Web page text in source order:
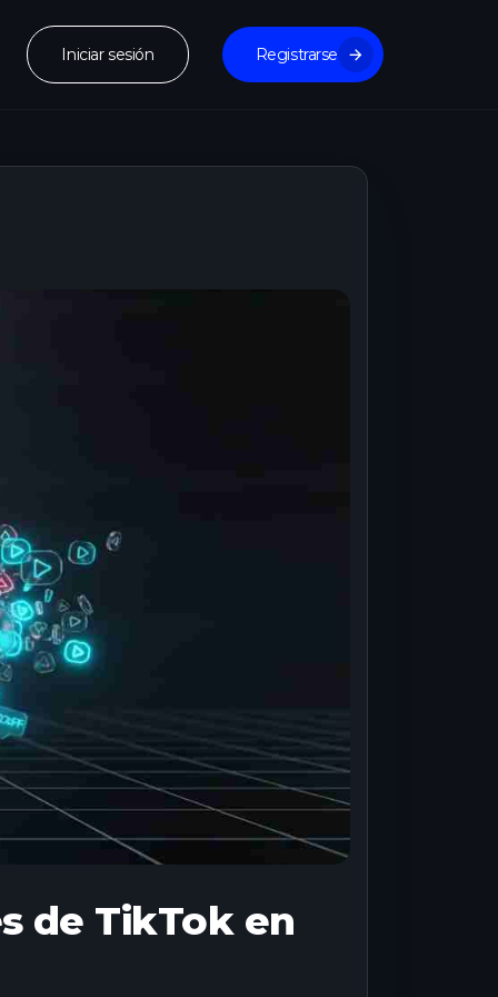
Iniciar sesión Registrarse
de TikTok en